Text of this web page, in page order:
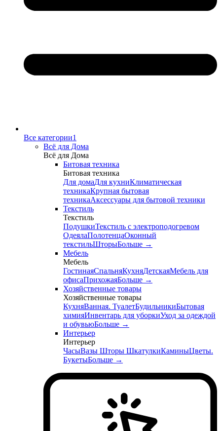
Все категории1
Всё для Дома
Всё для Дома
Битовая техника
Битовая техника
Для домаДля кухниКлиматическая
техникаКрупная бытовая
техникаАксессуары для бытовой техники
Текстиль
Текстиль
ПодушкиТекстиль с электроподогревом
ОдеялаПолотенцаОконный
текстильШторыБольше →
Мебель
Мебель
ГостинаяСпальняКухняДетскаяМебель для
офисаПрихожаяБольше →
Хозяйственные товары
Хозяйственные товары
КухняВанная. ТуалетБудильникиБытовая
химияИнвентарь для уборкиУход за одеждой
и обувьюБольше →
Интерьер
Интерьер
ЧасыВазы Шторы ШкатулкиКаминыЦветы.
БукетыБольше →